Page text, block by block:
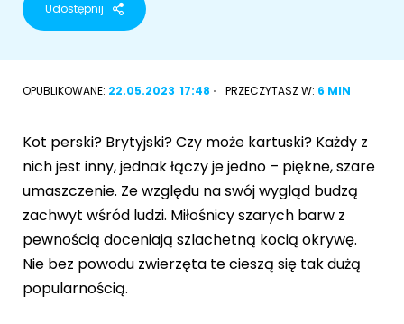
RASY PSÓW
Sznaucer miniaturowy
Golden retriever
Buldog francuski
Owczarek niemiecki
Kot perski
Kot rosyjski niebieski
Udostępnij
OPUBLIKOWANE: 22.05.2023 17:48 PRZECZYTASZ W: 6 MIN
Kot perski? Brytyjski? Czy może kartuski? Każdy z
nich jest inny, jednak łączy je jedno – piękne, szare
umaszczenie. Ze względu na swój wygląd budzą
zachwyt wśród ludzi. Miłośnicy szarych barw z
pewnością doceniają szlachetną kocią okrywę.
Nie bez powodu zwierzęta te cieszą się tak dużą
popularnością.